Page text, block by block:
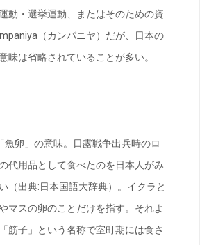
動・選挙運動、またはそのための資
（カンパニヤ）だが、日本の
味は省略されていることが多い。
魚卵」の意味。日露戦争出兵時のロ
代用品として食べたのを日本人がみ
（出典:日本国語大辞典）。イクラと
マスの卵のことだけを指す。それよ
筋子」という名称で室町期には食さ